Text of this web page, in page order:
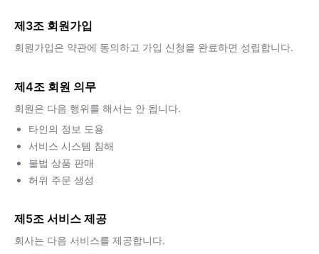
제3조 회원가입
회원가입은 약관에 동의하고 가입 신청을 완료하면 성립합니다.
제4조 회원 의무
회원은 다음 행위를 해서는 안 됩니다.
타인의 정보 도용
서비스 시스템 침해
불법 상품 판매
허위 주문 생성
제5조 서비스 제공
회사는 다음 서비스를 제공합니다.